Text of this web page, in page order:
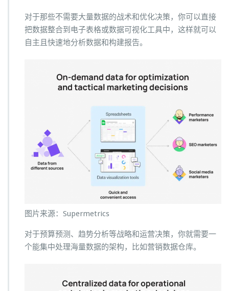
对于那些不需要大量数据的战术和优化决策，你可以直接
把数据整合到电子表格或数据可视化工具中，这样就可以
自主且快速地分析数据和构建报告。
图片来源：Supermetrics
对于预算预测、趋势分析等战略和运营决策，你就需要一
个能集中处理海量数据的架构，比如营销数据仓库。